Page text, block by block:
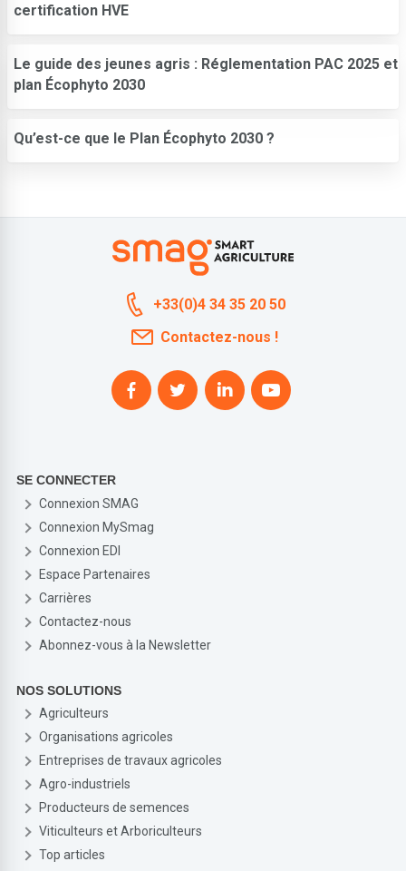
certification HVE
Le guide des jeunes agris : Réglementation PAC 2025 et
plan Écophyto 2030
Qu’est-ce que le Plan Écophyto 2030 ?
+33(0)4 34 35 20 50
Contactez-nous !
SE CONNECTER
Connexion SMAG
Connexion MySmag
Connexion EDI
Espace Partenaires
Carrières
Contactez-nous
Abonnez-vous à la Newsletter
NOS SOLUTIONS
Agriculteurs
Organisations agricoles
Entreprises de travaux agricoles
Agro-industriels
Producteurs de semences
Viticulteurs et Arboriculteurs
Top articles